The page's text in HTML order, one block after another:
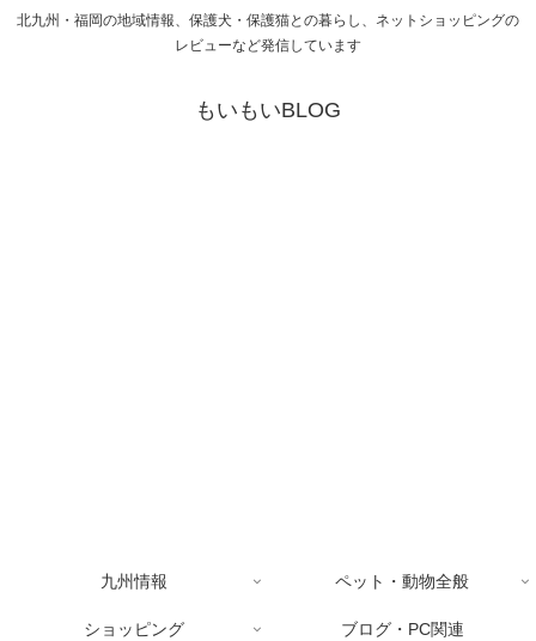
北九州・福岡の地域情報、保護犬・保護猫との暮らし、ネットショッピングの
レビューなど発信しています
もいもいBLOG
九州情報 ペット・動物全般
ショッピング ブログ・PC関連